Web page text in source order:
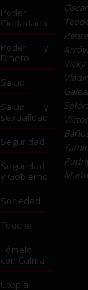
Poder
Ciudadano
Poder y
Dinero
Salud
Salud y
sexualidad
Seguridad
Seguridad
y Gobierno
Sociedad
Touché
Tómelo
con Calma
Utopía